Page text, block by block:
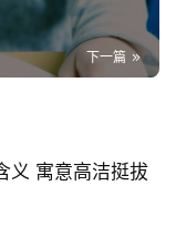
下一篇
义 寓意高洁挺拔